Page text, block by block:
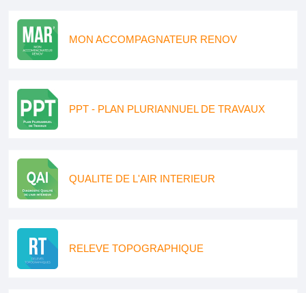
MON ACCOMPAGNATEUR RENOV
PPT - PLAN PLURIANNUEL DE TRAVAUX
QUALITE DE L'AIR INTERIEUR
RELEVE TOPOGRAPHIQUE